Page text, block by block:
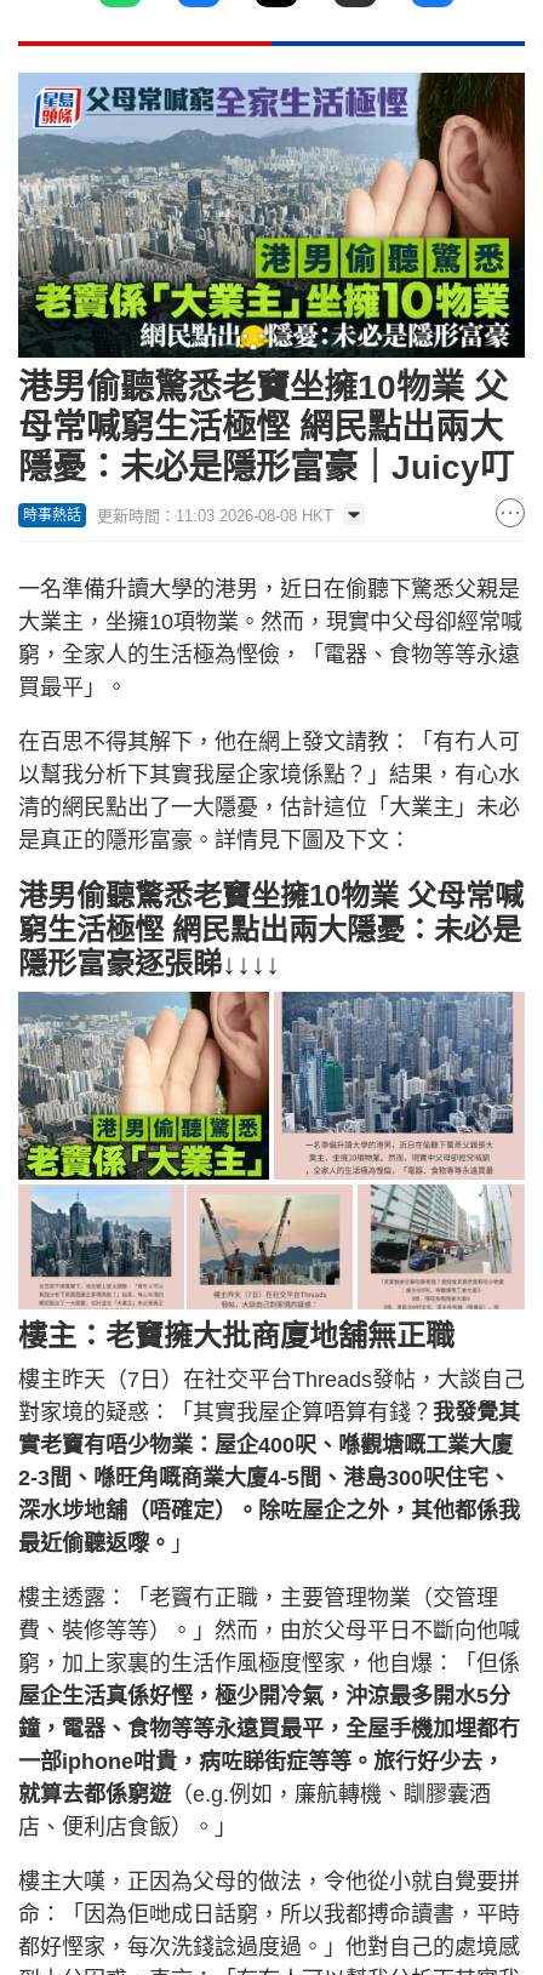
港男偷聽驚悉老竇坐擁10物業 父
母常喊窮生活極慳 網民點出兩大
隱憂：未必是隱形富豪｜Juicy叮
時事熱話 更新時間：11:03 2026-08-08 HKT
一名準備升讀大學的港男，近日在偷聽下驚悉父親是
大業主，坐擁10項物業。然而，現實中父母卻經常喊
窮，全家人的生活極為慳儉，「電器、食物等等永遠
買最平」。
在百思不得其解下，他在網上發文請教：「有冇人可
以幫我分析下其實我屋企家境係點？」結果，有心水
清的網民點出了一大隱憂，估計這位「大業主」未必
是真正的隱形富豪。詳情見下圖及下文：
港男偷聽驚悉老竇坐擁10物業 父母常喊
窮生活極慳 網民點出兩大隱憂：未必是
隱形富豪逐張睇↓↓↓↓
樓主：老竇擁大批商廈地舖無正職
樓主昨天（7日）在社交平台Threads發帖，大談自己
對家境的疑惑：「其實我屋企算唔算有錢？ 我發覺其
實老竇有唔少物業：屋企400呎、喺觀塘嘅工業大廈
2-3間、喺旺角嘅商業大廈4-5間、港島300呎住宅、
深水埗地舖（唔確定）。除咗屋企之外，其他都係我
最近偷聽返嚟。 」
樓主透露：「老竇冇正職，主要管理物業（交管理
費、裝修等等）。」然而，由於父母平日不斷向他喊
窮，加上家裏的生活作風極度慳家，他自爆：「但係
屋企生活真係好慳，極少開冷氣，沖涼最多開水5分
鐘，電器、食物等等永遠買最平，全屋手機加埋都冇
一部iphone咁貴，病咗睇街症等等。旅行好少去，
就算去都係窮遊 （e.g.例如，廉航轉機、瞓膠囊酒
店、便利店食飯）。」
樓主大嘆，正因為父母的做法，令他從小就自覺要拼
命：「因為佢哋成日話窮，所以我都搏命讀書，平時
都好慳家，每次洗錢諗過度過。」他對自己的處境感